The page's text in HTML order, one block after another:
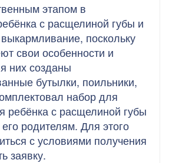
этапом в
с расщелиной губы и
поскольку
свои особенности и
них созданы
бутылки, поильники,
набор для
ребёнка с расщелиной губы
родителям. Для этого
с условиями получения
заявку.